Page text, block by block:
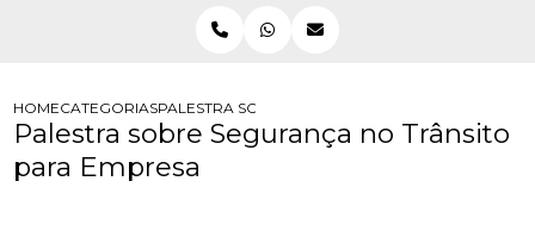
HOMECATEGORIASPALESTRA SOBRE SEGURANCA NO TRANSITO
Palestra sobre Segurança no Trânsito
para Empresa